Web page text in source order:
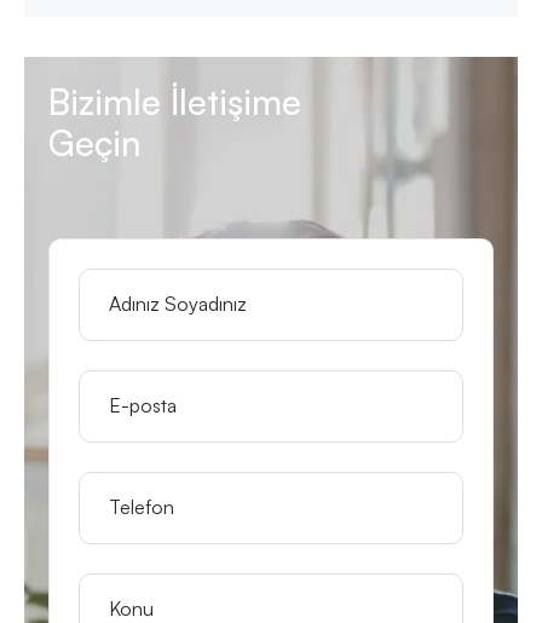
Bizimle İletişime
Geçin
Adınız Soyadınız
E-posta
Telefon
Konu